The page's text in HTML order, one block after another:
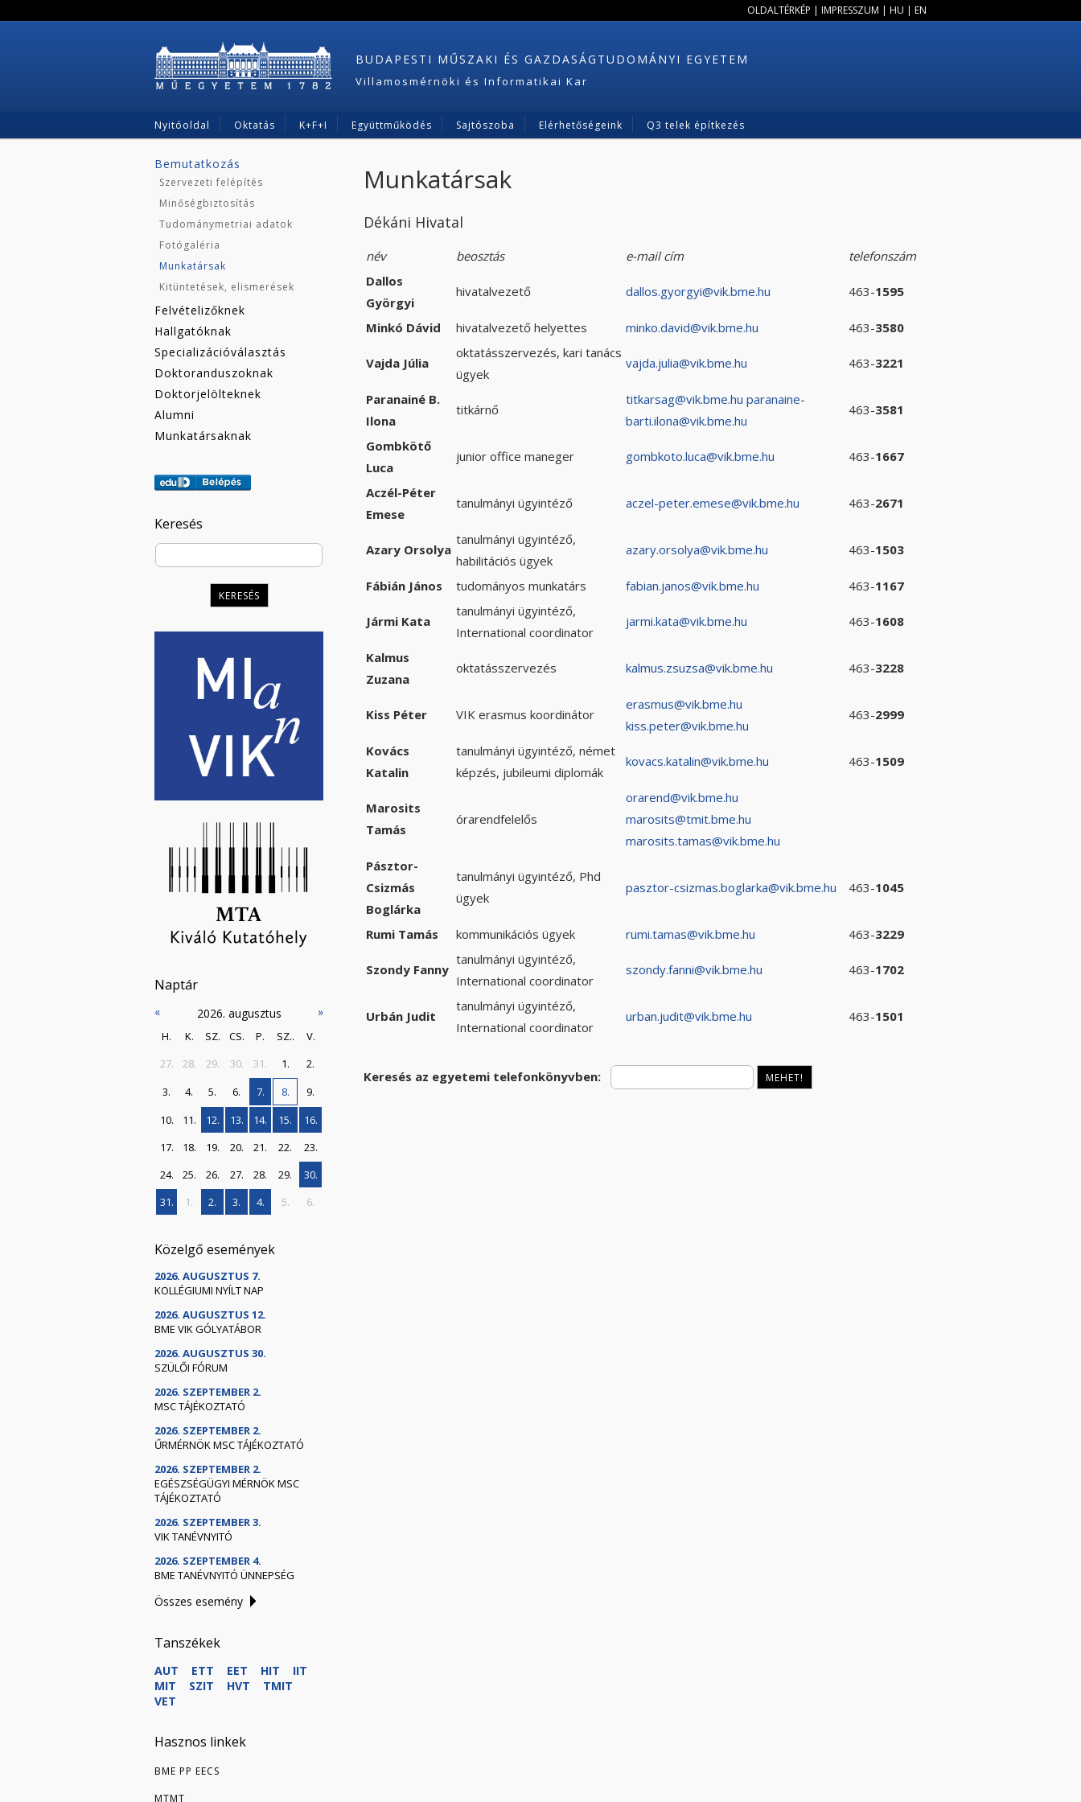
OLDALTÉRKÉP | IMPRESSZUM | HU | EN
BUDAPESTI MŰSZAKI ÉS GAZDASÁGTUDOMÁNYI EGYETEM
Villamosmérnöki és Informatikai Kar
Nyitóoldal Oktatás K+F+I Együttműködés Sajtószoba Elérhetőségeink Q3 telek építkezés
Bemutatkozás
Szervezeti felépítés
Minőségbiztosítás
Tudománymetriai adatok
Fotógaléria
Munkatársak
Kitüntetések, elismerések
Felvételizőknek
Hallgatóknak
Specializációválasztás
Doktoranduszoknak
Doktorjelölteknek
Alumni
Munkatársaknak
Keresés
Naptár
« 2026. augusztus »
H. K. SZ. CS. P. SZ..
V.
27.
28. 29. 30. 31. 1.
2.
3.
4. 5. 6. 7. 8.
9.
10.
11. 12. 13. 14. 15.
16.
17.
18. 19. 20. 21. 22.
23.
24.
25. 26. 27. 28. 29.
30.
31.
1. 2. 3. 4. 5. 6.
Közelgő események
2026. AUGUSZTUS 7.
KOLLÉGIUMI NYÍLT NAP
2026. AUGUSZTUS 12.
BME VIK GÓLYATÁBOR
2026. AUGUSZTUS 30.
SZÜLŐI FÓRUM
2026. SZEPTEMBER 2.
MSC TÁJÉKOZTATÓ
2026. SZEPTEMBER 2.
ŰRMÉRNÖK MSC TÁJÉKOZTATÓ
2026. SZEPTEMBER 2.
EGÉSZSÉGÜGYI MÉRNÖK MSC
TÁJÉKOZTATÓ
2026. SZEPTEMBER 3.
VIK TANÉVNYITÓ
2026. SZEPTEMBER 4.
BME TANÉVNYITÓ ÜNNEPSÉG
Összes esemény
Tanszékek
AUT ETT EET HIT
IIT
MIT
SZIT HVT
TMIT
VET
Hasznos linkek
BME PP EECS
MTMT
Munkatársak
Dékáni Hivatal
név beosztás e-mail cím
telefonszám
Dallos
Györgyi
hivatalvezető dallos.gyorgyi@vik.bme.hu 463-1595
Minkó Dávid hivatalvezető helyettes minko.david@vik.bme.hu 463-3580
Vajda Júlia
oktatásszervezés, kari tanács
ügyek
vajda.julia@vik.bme.hu 463-3221
Paranainé B.
Ilona
titkárnő
titkarsag@vik.bme.hu paranaine-
barti.ilona@vik.bme.hu
463-3581
Gombkötő
Luca
junior office maneger gombkoto.luca@vik.bme.hu 463-1667
Aczél-Péter
Emese
tanulmányi ügyintéző aczel-peter.emese@vik.bme.hu 463-2671
Azary Orsolya
tanulmányi ügyintéző,
habilitációs ügyek
azary.orsolya@vik.bme.hu 463-1503
Fábián János tudományos munkatárs fabian.janos@vik.bme.hu 463-1167
Jármi Kata
tanulmányi ügyintéző,
International coordinator
jarmi.kata@vik.bme.hu 463-1608
Kalmus
Zuzana
oktatásszervezés kalmus.zsuzsa@vik.bme.hu 463-3228
Kiss Péter VIK erasmus koordinátor
erasmus@vik.bme.hu
kiss.peter@vik.bme.hu
463-2999
Kovács
Katalin
tanulmányi ügyintéző, német
képzés, jubileumi diplomák
kovacs.katalin@vik.bme.hu 463-1509
Marosits
Tamás
órarendfelelős
orarend@vik.bme.hu
marosits@tmit.bme.hu
marosits.tamas@vik.bme.hu
Pásztor-
Csizmás
Boglárka
tanulmányi ügyintéző, Phd
ügyek
pasztor-csizmas.boglarka@vik.bme.hu 463-1045
Rumi Tamás kommunikációs ügyek rumi.tamas@vik.bme.hu 463-3229
Szondy Fanny
tanulmányi ügyintéző,
International coordinator
szondy.fanni@vik.bme.hu 463-1702
Urbán Judit
tanulmányi ügyintéző,
International coordinator
urban.judit@vik.bme.hu 463-1501
Keresés az egyetemi telefonkönyvben: